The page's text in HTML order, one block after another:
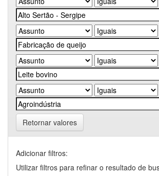
Retornar valores
Adicionar filtros:
Utilizar filtros para refinar o resultado de